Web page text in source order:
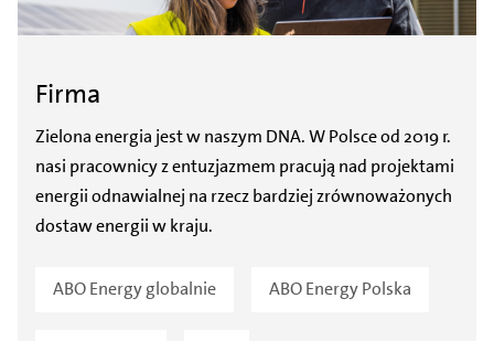
Firma
Zielona energia jest w naszym DNA. W Polsce od 2019 r.
nasi pracownicy z entuzjazmem pracują nad projektami
energii odnawialnej na rzecz bardziej zrównoważonych
dostaw energii w kraju.
ABO Energy globalnie ABO Energy Polska